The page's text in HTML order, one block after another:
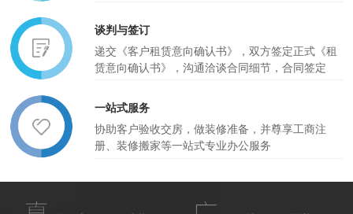
谈判与签订
递交《客户租赁意向确认书》，双方签定正式《租
赁意向确认书》，沟通洽谈合同细节，合同签定
一站式服务
协助客户验收交房，做装修准备，并尊享工商注
册、装修搬家等一站式专业办公服务